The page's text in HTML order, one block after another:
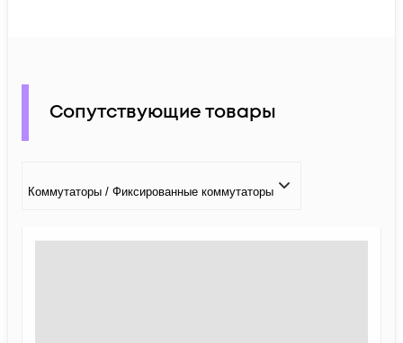
Сопутствующие товары
Коммутаторы / Фиксированные коммутаторы